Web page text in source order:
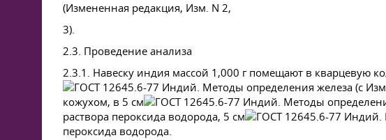
(Измененная редакция, Изм. N 2,
3).
2.3. Проведение анализа
2.3.1. Навеску индия массой 1,000 г помещают в кварцевую
кожухом, в 5 см
раствора пероксида водорода, 5 см
пероксида водорода.